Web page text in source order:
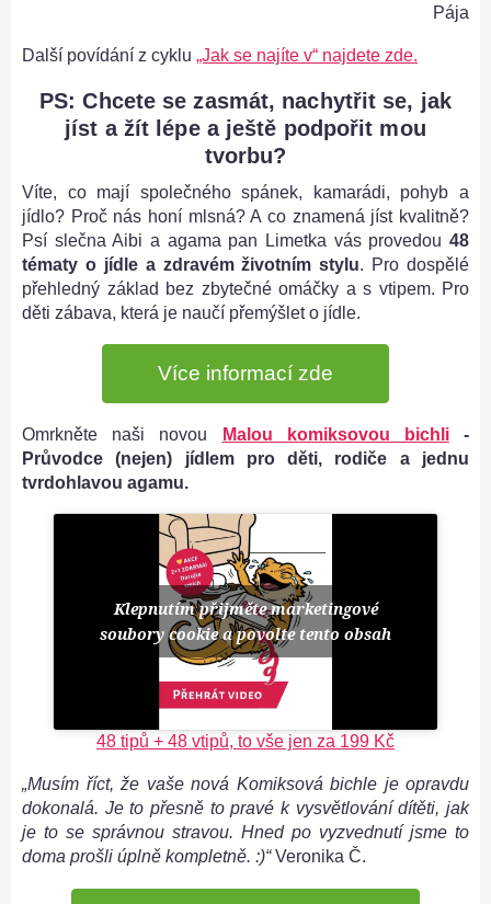
Pája
Další povídání z cyklu „Jak se najíte v“ najdete zde.
PS: Chcete se zasmát, nachytřit se, jak
jíst a žít lépe a ještě podpořit mou
tvorbu?
Víte, co mají společného spánek, kamarádi, pohyb a
jídlo? Proč nás honí mlsná? A co znamená jíst kvalitně?
Psí slečna Aibi a agama pan Limetka vás provedou 48
tématy o jídle a zdravém životním stylu. Pro dospělé
přehledný základ bez zbytečné omáčky a s vtipem. Pro
děti zábava, která je naučí přemýšlet o jídle.
Více informací zde
Omrkněte naši novou Malou komiksovou bichli-
Průvodce (nejen) jídlem pro děti, rodiče a jednu
tvrdohlavou agamu.
Klepnutím přijměte marketingové
soubory cookie a povolte tento obsah
48 tipů + 48 vtipů, to vše jen za 199 Kč
„Musím říct, že vaše nová Komiksová bichle je opravdu
dokonalá. Je to přesně to pravé k vysvětlování dítěti, jak
je to se správnou stravou. Hned po vyzvednutí jsme to
doma prošli úplně kompletně. :)“Veronika Č.